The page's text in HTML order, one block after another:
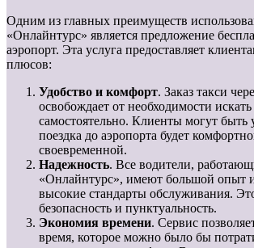
Одним из главных преимуществ
«Онлайнтурс» является предложение
аэропорт. Эта услуга предоставляет
плюсов:
Удобство и комфорт. Заказ такси
освобождает от необходимости
самостоятельно. Клиенты могут быть
поездка до аэропорта будет
своевременной.
Надежность. Все водители,
«Онлайнтурс», имеют большой опыт
высокие стандарты обслуживания.
безопасность и пунктуальность.
Экономия времени. Сервис
время, которое можно было бы